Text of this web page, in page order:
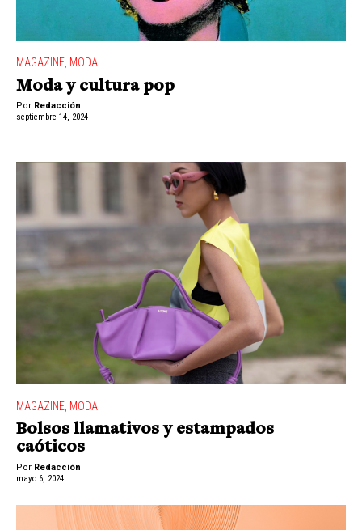
MAGAZINE MODA
Moda y cultura pop
Por Redacción
septiembre 14, 2024
MAGAZINE MODA
Bolsos llamativos y estampados
caóticos
Por Redacción
mayo 6, 2024